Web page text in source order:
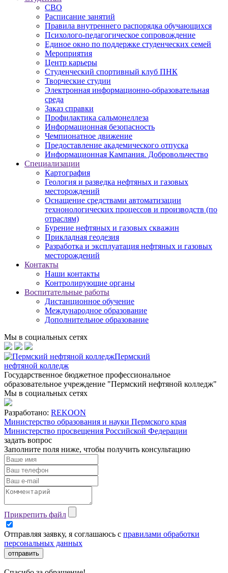
СВО
Расписание занятий
Правила внутреннего распорядка обучающихся
Психолого-педагогическое сопровождение
Единое окно по поддержке студенческих семей
Мероприятия
Центр карьеры
Студенческий спортивный клуб ПНК
Творческие студии
Электронная информационно-образовательная
среда
Заказ справки
Профилактика сальмонеллеза
Информационная безопасность
Чемпионатное движение
Предоставление академического отпуска
Информационная Кампания. Добровольчество
Специализации
Картография
Геология и разведка нефтяных и газовых
месторождений
Оснащение средствами автоматизации
технонологических процессов и производств (по
отраслям)
Бурение нефтяных и газовых скважин
Прикладная геодезия
Разработка и эксплуатация нефтяных и газовых
месторождений
Контакты
Наши контакты
Контролирующие органы
Воспитательные работы
Дистанционное обучение
Международное образование
Дополнительное образование
Мы в социальных сетях
Пермский
нефтяной колледж
Государственное бюджетное профессиональное
образовательное учреждение "Пермский нефтяной колледж"
Мы в социальных сетях
Разработано: REKOON
Министерство образования и науки Пермского края
Министерство просвещения Российской Федерации
задать вопрос
Заполните поля ниже, чтобы получить консультацию
Прикрепить файл
Отправляя заявку, я соглашаюсь с правилами обработки
персональных данных
отправить